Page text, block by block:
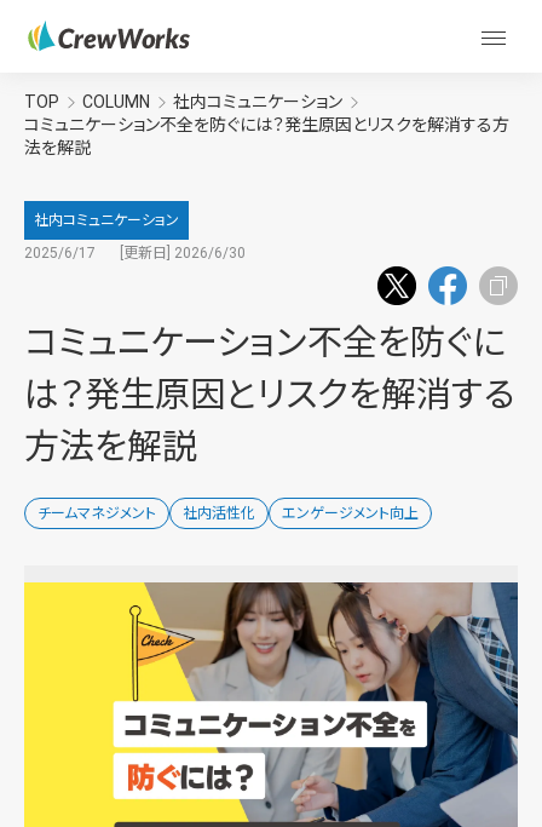
TOP COLUMN
社内コミュニケーション
コミュニケーション不全を防ぐには？発生原因とリスクを解消する方
法を解説
社内コミュニケーション
2025/6/17
[更新日] 2026/6/30
コミュニケーション不全を防ぐに
は？発生原因とリスクを解消する
方法を解説
チームマネジメント 社内活性化 エンゲージメント向上